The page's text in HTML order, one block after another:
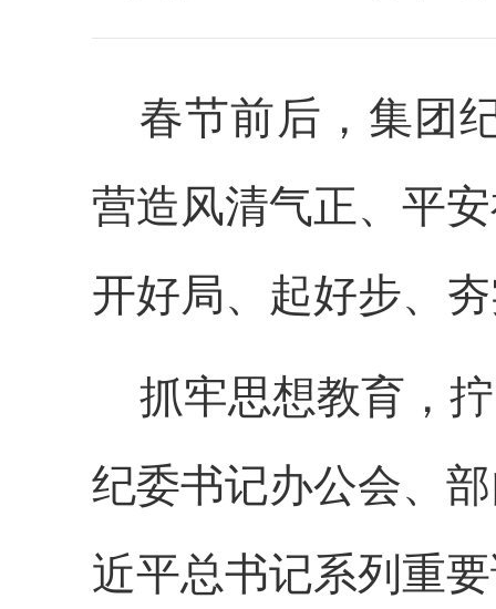
春节前后，集团
营造风清气正、平
开好局、起好步、
抓牢思想教育 ，
纪委书记办公会、
近平总书记系列重